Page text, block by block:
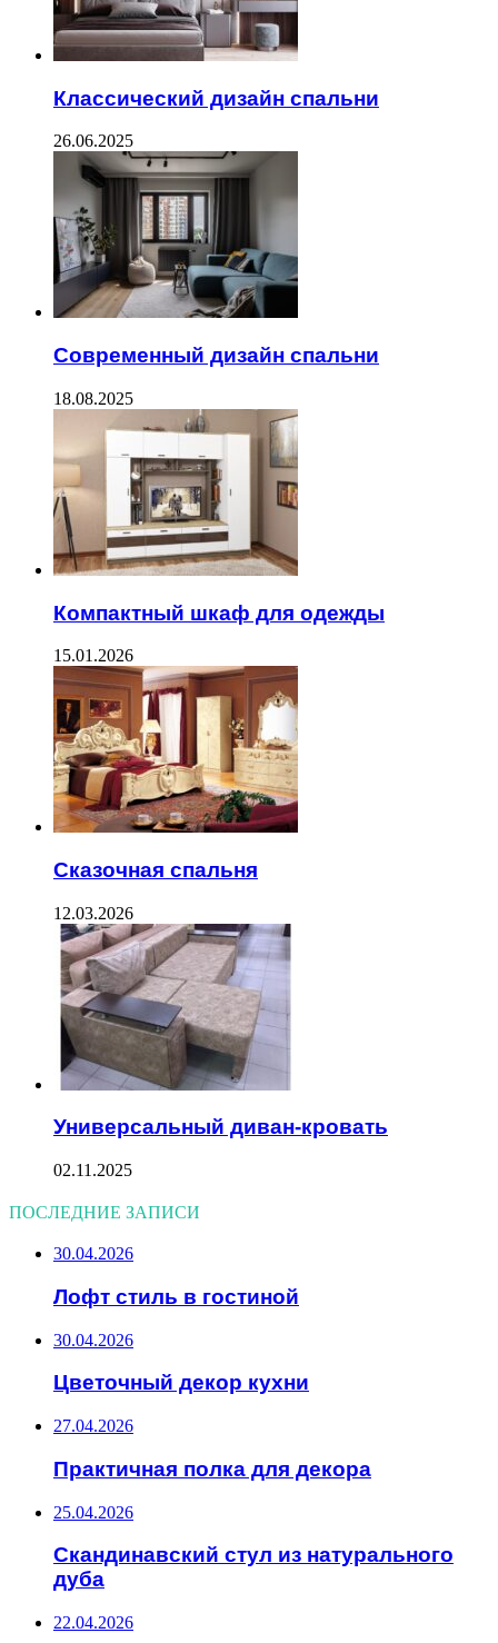
Классический дизайн спальни
26.06.2025
Современный дизайн спальни
18.08.2025
Компактный шкаф для одежды
15.01.2026
Сказочная спальня
12.03.2026
Универсальный диван-кровать
02.11.2025
ПОСЛЕДНИЕ ЗАПИСИ
30.04.2026
Лофт стиль в гостиной
30.04.2026
Цветочный декор кухни
27.04.2026
Практичная полка для декора
25.04.2026
Скандинавский стул из натурального
дуба
22.04.2026